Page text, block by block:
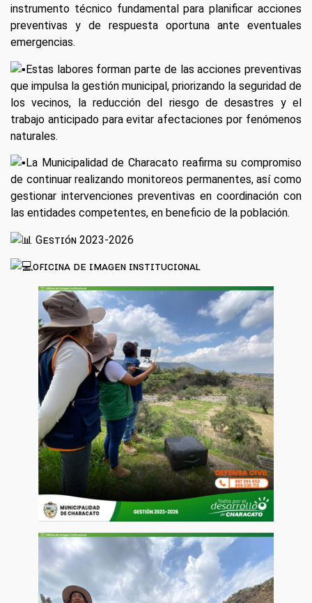
instrumento técnico fundamental para planificar acciones
preventivas y de respuesta oportuna ante eventuales
emergencias.
Estas labores forman parte de las acciones preventivas
que impulsa la gestión municipal, priorizando la seguridad de
los vecinos, la reducción del riesgo de desastres y el
trabajo anticipado para evitar afectaciones por fenómenos
naturales.
La Municipalidad de Characato reafirma su compromiso
de continuar realizando monitoreos permanentes, así como
gestionar intervenciones preventivas en coordinación con
las entidades competentes, en beneficio de la población.
Gᴇsᴛɪᴏ́ɴ 2023-2026
ᴏꜰɪᴄɪɴᴀ ᴅᴇ ɪᴍᴀɢᴇɴ ɪɴꜱᴛɪᴛᴜᴄɪᴏɴᴀʟ